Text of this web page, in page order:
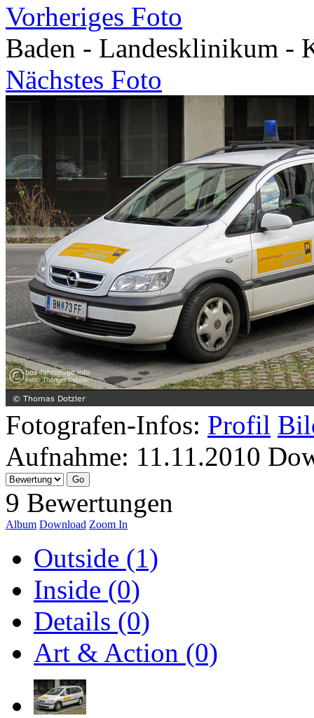
Vorheriges Foto
Baden - Landesklinikum -
Nächstes Foto
Fotografen-Infos: Profil
Aufnahme: 11.11.2010
9 Bewertungen
Album Download Zoom In
Outside (1)
Inside (0)
Details (0)
Art & Action (0)